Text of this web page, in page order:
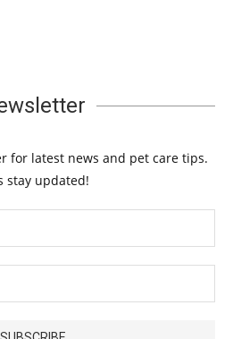
for latest news and pet care tips.
stay updated!